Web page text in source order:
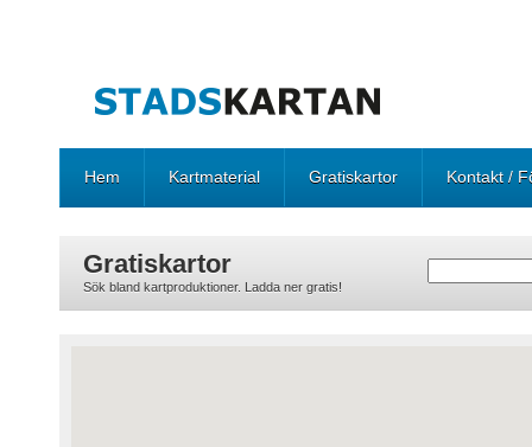
Hem Kartmaterial Gratiskartor Kontakt /
Gratiskartor
Sök bland kartproduktioner. Ladda ner gratis!